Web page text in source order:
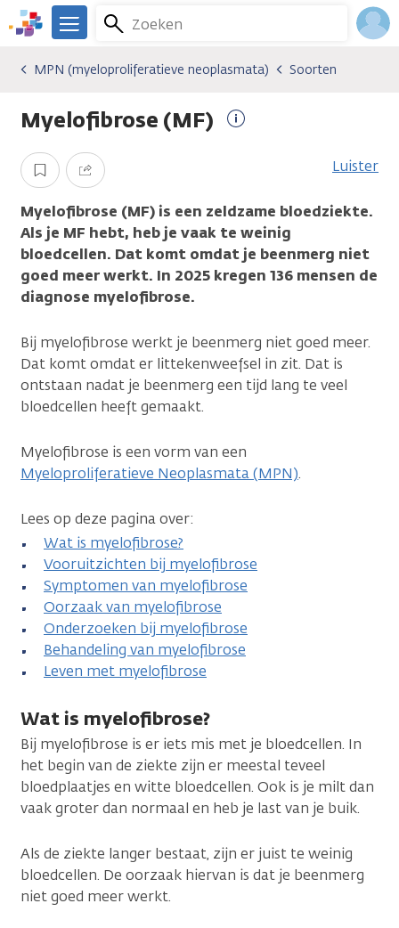
Overslaan
en
gaan
We
er
je.
Zoeken
Menu
Kankersoorten
MPN (myeloproliferatieve neoplasmata)
Soorten
MPN (myeloproliferatieve neoplasmata) Soorten
Myelofibrose (MF)
Opslaan Delen Luister
Myelofibrose (MF) is een zeldzame bloedziekte.
Als je MF hebt, heb je vaak te weinig
bloedcellen. Dat komt omdat je beenmerg niet
goed meer werkt. In 2025 kregen 136 mensen de
diagnose myelofibrose.
Bij myelofibrose werkt je beenmerg niet goed meer.
Dat komt omdat er littekenweefsel in zit. Dat is
ontstaan nadat je beenmerg een tijd lang te veel
bloedcellen heeft gemaakt.
Myelofibrose is een vorm van een
Myeloproliferatieve Neoplasmata (MPN).
Lees op deze pagina over:
Wat is myelofibrose?
Vooruitzichten bij myelofibrose
Symptomen van myelofibrose
Oorzaak van myelofibrose
Onderzoeken bij myelofibrose
Behandeling van myelofibrose
Leven met myelofibrose
Wat is myelofibrose?
Bij myelofibrose is er iets mis met je bloedcellen. In
het begin van de ziekte zijn er meestal teveel
bloedplaatjes en witte bloedcellen. Ook is je milt dan
vaak groter dan normaal en heb je last van je buik.
Als de ziekte langer bestaat, zijn er juist te weinig
bloedcellen. De oorzaak hiervan is dat je beenmerg
niet goed meer werkt.